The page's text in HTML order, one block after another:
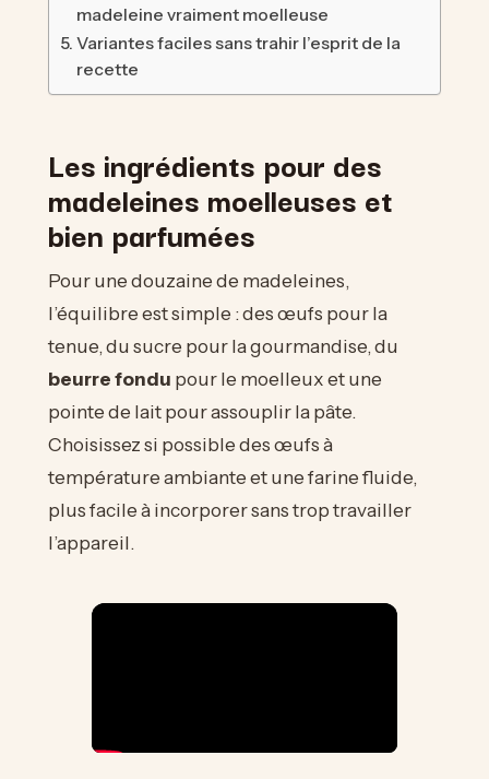
madeleine vraiment moelleuse
Variantes faciles sans trahir l’esprit de la
recette
Les ingrédients pour des
madeleines moelleuses et
bien parfumées
Pour une douzaine de madeleines,
l’équilibre est simple : des œufs pour la
tenue, du sucre pour la gourmandise, du
beurre fondu pour le moelleux et une
pointe de lait pour assouplir la pâte.
Choisissez si possible des œufs à
température ambiante et une farine fluide,
plus facile à incorporer sans trop travailler
l’appareil.